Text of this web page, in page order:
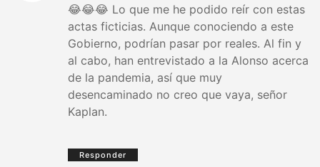
😂😂😂 Lo que me he podido reír con estas
actas ficticias. Aunque conociendo a este
Gobierno, podrían pasar por reales. Al fin y
al cabo, han entrevistado a la Alonso acerca
de la pandemia, así que muy
desencaminado no creo que vaya, señor
Kaplan.
Responder